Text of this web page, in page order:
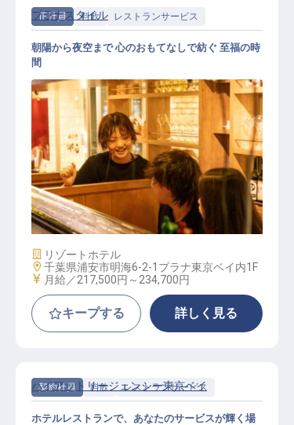
正社員 料飲 レストランサービス
レストランサービス
プラナスタイル
朝陽から夜空まで 心のおもてなしで紡ぐ 至福の時
間
施設業態
リゾートホテル
勤務地
千葉県浦安市明海6-2-1プラナ東京ベイ内1F
給与
月給／217,500円～ 234,700円
キープする 詳しく見る
契約社員 料飲 レストランサービス
ハイアットリージェンシー東京ベイ
ホテルレストランで、あなたのサービスが輝く場